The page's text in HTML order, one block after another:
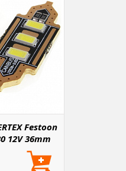
Festoon
12V 36mm